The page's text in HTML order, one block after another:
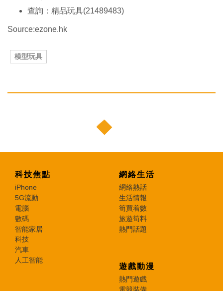
查詢：精品玩具(21489483)
Source:ezone.hk
模型玩具
科技焦點
iPhone
5G流動
電腦
數碼
智能家居
科技
汽車
人工智能
網絡生活
網絡熱話
生活情報
筍買着數
旅遊筍料
熱門話題
遊戲動漫
熱門遊戲